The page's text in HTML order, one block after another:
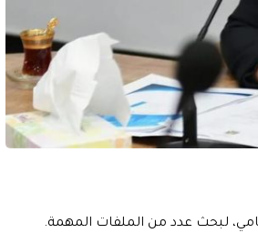
لبحث عدد من الملفات المهمة.